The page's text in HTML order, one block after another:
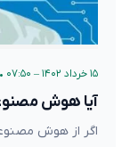
۱۵ خرداد ۱۴۰۲ – ۰۷:۵۰ •
آیا هوش